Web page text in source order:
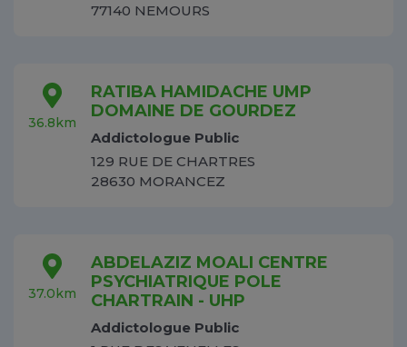
77140 NEMOURS
36.8km
RATIBA HAMIDACHE UMP
DOMAINE DE GOURDEZ
Addictologue Public
129 RUE DE CHARTRES
28630 MORANCEZ
37.0km
ABDELAZIZ MOALI CENTRE
PSYCHIATRIQUE POLE
CHARTRAIN - UHP
Addictologue Public